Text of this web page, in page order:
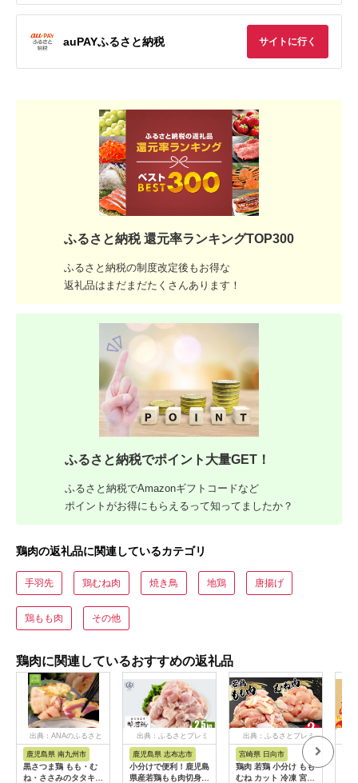
auPAYふるさと納税 サイトに行く
ふるさと納税 還元率ランキングTOP300
ふるさと納税の制度改定後もお得な
返礼品はまだまだたくさんあります！
ふるさと納税でポイント大量GET！
ふるさと納税でAmazonギフトコードなど
ポイントがお得にもらえるって知ってましたか？
鶏肉の返礼品に関連しているカテゴリ
手羽先 鶏むね肉 焼き鳥 地鶏 唐揚げ
鶏もも肉 その他
鶏肉に関連しているおすすめの返礼品
出典：ANAのふるさと
納税
鹿児島県 南九州市
黒さつま鶏 もも・む
ね・ささみのタタキセ
出典：ふるさとプレミ
アム
鹿児島県 志布志市
小分けで便利！鹿児島
県産若鶏もも肉切身
出典：ふるさとプレミ
アム
宮崎県 日向市
鶏肉 若鶏 小分け もも
むね カット 冷凍 宮崎